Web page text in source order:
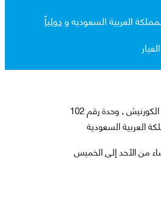
العربية السعوديه ودولياً